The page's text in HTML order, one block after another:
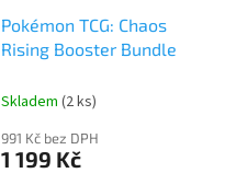
Pokémon TCG: Chaos
Rising Booster Bundle
Skladem (2 ks)
991 Kč bez DPH
1 199 Kč